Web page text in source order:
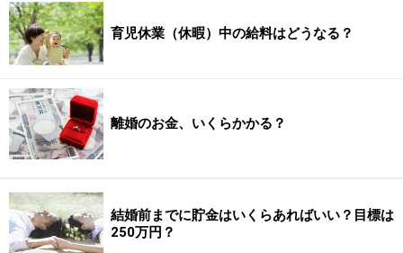
印刷物を新郎新婦の側で準備するとその費用が抑えられ
ます。また、衣装を手作りしたり、レンタル料が安いお
が、代わりに持込料がかかることがほとんどです。司会
者やカメラマンを友人に依頼するなどの場合は、その費
用が抑えられますが、友人にお礼を支払う必要が出てき
ます。
※記事内容は執筆時点のものです。最新の内容をご確認くださ
い。
本記事の内容は一般的な情報提供を目的としており、特定の金融
育児休業（休暇）中の給料はどうなる？
離婚のお金、いくらかかる？
結婚前までに貯金はいくらあればいい？目標は
250万円？